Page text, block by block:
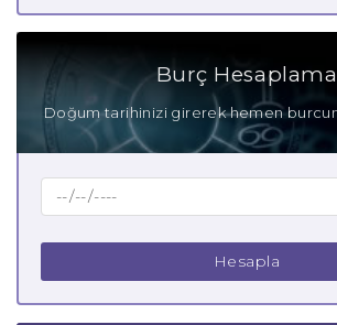
Burç Hesaplama
Doğum tarihinizi girerek hemen
Hesapla